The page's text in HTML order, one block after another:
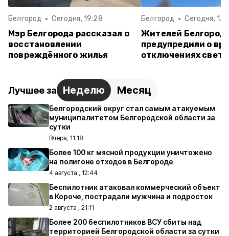
Белгород Сегодня, 19:28
Мэр Белгорода рассказал о
восстановлении
повреждённого жилья
Белгород Сегодня,
Жителей
предупредили о
отключениях света
Лучшее за Неделю Месяц
Белгородский округ стал самым атакуемым
муниципалитетом Белгородской области за
сутки
Вчера, 11:18
Более 100 кг мясной продукции уничтожено
на полигоне отходов в Белгороде
4 августа , 12:44
Беспилотник атаковал коммерческий объект
в Короче, пострадали мужчина и подросток
2 августа , 21:11
Более 200 беспилотников ВСУ сбиты над
территорией Белгородской области за сутки